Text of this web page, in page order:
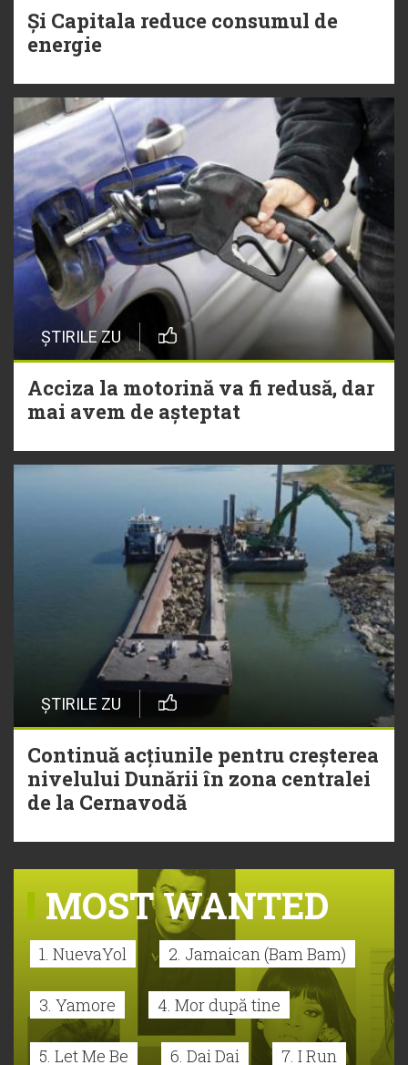
Și Capitala reduce consumul de
energie
ȘTIRILE ZU
Acciza la motorină va fi redusă, dar
mai avem de așteptat
ȘTIRILE ZU
Continuă acțiunile pentru creșterea
nivelului Dunării în zona centralei
de la Cernavodă
MOST WANTED
1. NuevaYol 2. Jamaican (Bam Bam)
3. Yamore 4. Mor după tine
5. Let Me Be 6. Dai Dai 7. I Run